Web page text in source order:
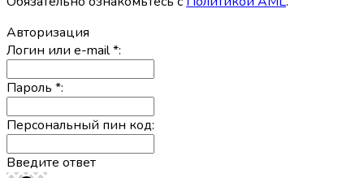
Авторизация
Логин или e-mail*:
Пароль *:
Персональный пин код:
Введите ответ